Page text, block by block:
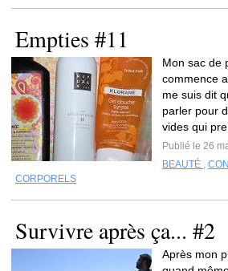
Empties #11
Mon sac de
commence
me suis dit
parler pour
vides qui
Publié le 26
BEAUTÉ ,
CORPORELS
Survivre après ça... #2
Après mon